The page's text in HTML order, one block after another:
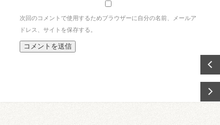
次回のコメントで使用するためブラウザーに自分の名前、メールア
ドレス、サイトを保存する。